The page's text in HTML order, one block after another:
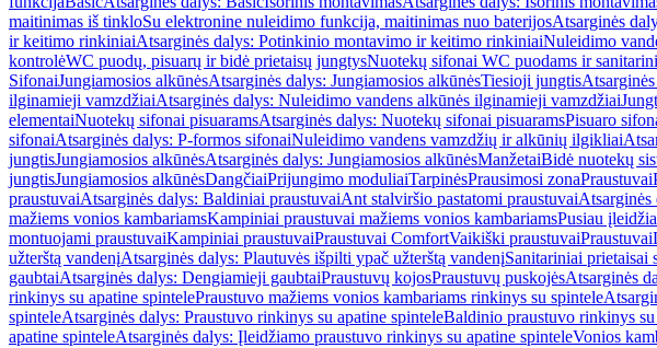
maitinimas iš tinkloSu elektronine nuleidimo funkcija, maitinimas nuo baterijosAtsarginės
ir keitimo rinkiniaiAtsarginės dalys: Potinkinio montavimo ir keitimo rinkiniaiNuleidimo
kontrolėWC puodų, pisuarų ir bidė prietaisų jungtysNuotekų sifonai WC puodams ir
SifonaiJungiamosios alkūnėsAtsarginės dalys: Jungiamosios alkūnėsTiesioji jungtis
ilginamieji vamzdžiaiAtsarginės dalys: Nuleidimo vandens alkūnės ilginamieji vamzdžiai
elementaiNuotekų sifonai pisuaramsAtsarginės dalys: Nuotekų sifonai pisuaramsPisuaro
sifonaiAtsarginės dalys: P-formos sifonaiNuleidimo vandens vamzdžių ir alkūnių ilgikliai
jungtisJungiamosios alkūnėsAtsarginės dalys: Jungiamosios alkūnėsManžetaiBidė nuotekų
jungtisJungiamosios alkūnėsDangčiaiPrijungimo moduliaiTarpinėsPrausimosi zonaPraustuvai
praustuvaiAtsarginės dalys: Baldiniai praustuvaiAnt stalviršio pastatomi praustuvaiAtsarginės
mažiems vonios kambariamsKampiniai praustuvai mažiems vonios kambariamsPusiau
montuojami praustuvaiKampiniai praustuvaiPraustuvai ComfortVaikiški praustuvaiPraustuvai
užterštą vandenįAtsarginės dalys: Plautuvės išpilti ypač užterštą vandenįSanitariniai prietaisai
gaubtaiAtsarginės dalys: Dengiamieji gaubtaiPraustuvų kojosPraustuvų puskojėsAtsarginės
rinkinys su apatine spintelePraustuvo mažiems vonios kambariams rinkinys su spintele
spinteleAtsarginės dalys: Praustuvo rinkinys su apatine spinteleBaldinio praustuvo rinkinys su
apatine spinteleAtsarginės dalys: Įleidžiamo praustuvo rinkinys su apatine spinteleVonios